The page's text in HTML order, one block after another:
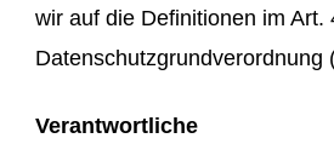
wir auf die Definitionen im Art.
Datenschutzgrundverordnung
Verantwortliche